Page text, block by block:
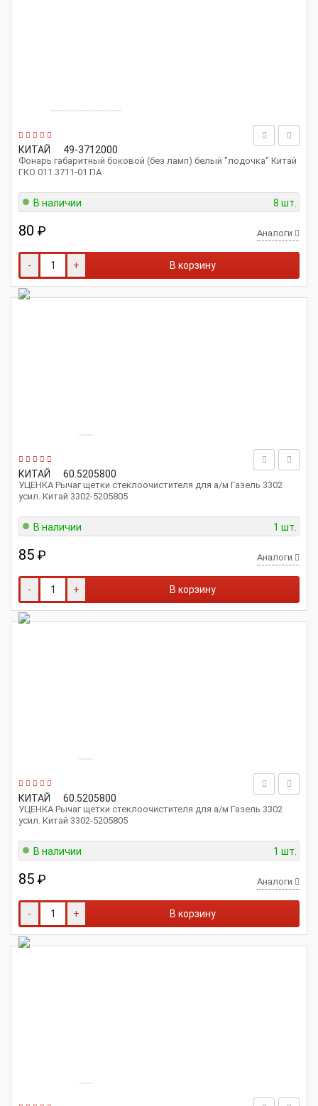
КИТАЙ 49-3712000
Фонарь габаритный боковой (без ламп) белый "лодочка" Китай
ГКО 011.3711-01 ПА
В наличии 8 шт.
80 ₽ Аналоги
- + В корзину
КИТАЙ 60.5205800
УЦЕНКА Рычаг щетки стеклоочистителя для а/м Газель 3302
усил. Китай 3302-5205805
В наличии 1 шт.
85 ₽ Аналоги
- + В корзину
КИТАЙ 60.5205800
УЦЕНКА Рычаг щетки стеклоочистителя для а/м Газель 3302
усил. Китай 3302-5205805
В наличии 1 шт.
85 ₽ Аналоги
- + В корзину